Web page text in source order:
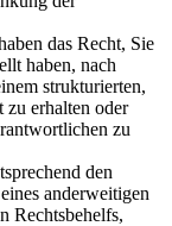
das Recht, Sie
haben, nach
strukturierten,
zu erhalten oder
zu
den
anderweitigen
Rechtsbehelfs,